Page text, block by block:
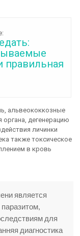
альвеококкозные
дегенерацию
личинки
также токсическое
в кровь
является
для
диагностика